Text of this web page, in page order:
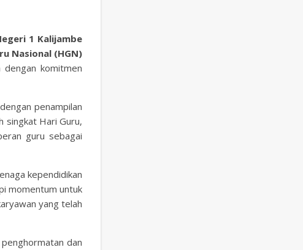
1 Kalijambe
Nasional (HGN)
dengan komitmen
penampilan
singkat Hari Guru,
guru sebagai
kependidikan
momentum untuk
yang telah
dan